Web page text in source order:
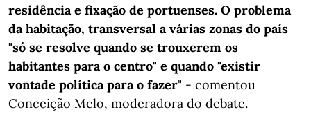
residência e fixação de portuenses. O problema
da habitação, transversal a várias zonas do país
"só se resolve quando se trouxerem os
habitantes para o centro" e quando "existir
vontade política para o fazer" - comentou
Conceição Melo, moderadora do debate.